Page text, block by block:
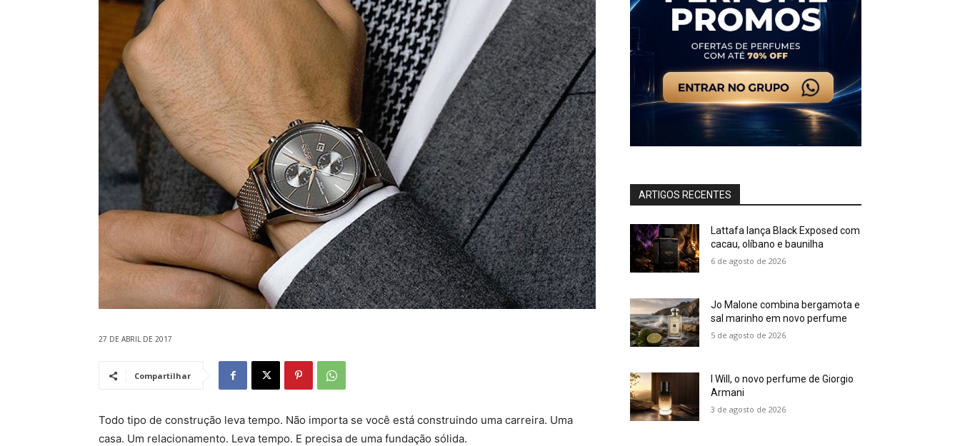
27 DE ABRIL DE 2017
Compartilhar
Todo tipo de construção leva tempo. Não importa se você está construindo uma carreira. Uma
casa. Um relacionamento. Leva tempo. E precisa de uma fundação sólida.
ARTIGOS RECENTES
Lattafa lança Black Exposed com
cacau, olíbano e baunilha
6 de agosto de 2026
Jo Malone combina bergamota e
sal marinho em novo perfume
5 de agosto de 2026
I Will, o novo perfume de Giorgio
Armani
3 de agosto de 2026